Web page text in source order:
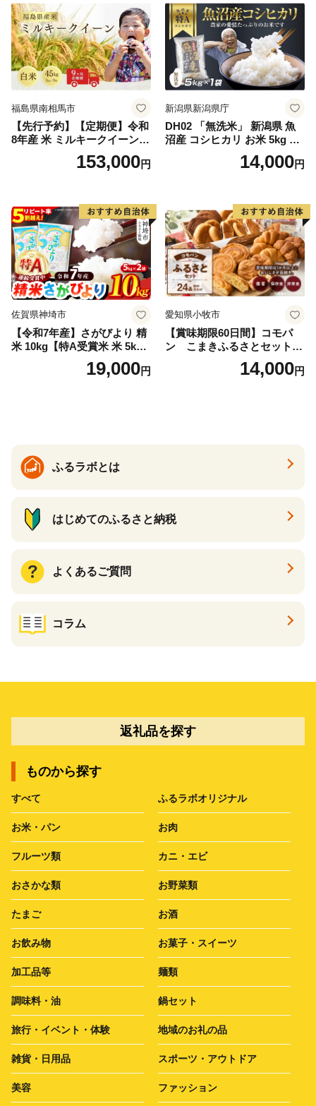
福島県南相馬市
【先行予約】【定期便】令和
8年産 米 ミルキークイーン
白米 45kg (5kg×9回) | ミルキ
ークイーン 米5kg 福島 福島
福島県 南相馬市 cu006-ae
153,000円
新潟県新潟県庁
DH02 「無洗米」 新潟県 魚
沼産 コシヒカリ お米 5kg こ
しひかり 精米 米（お米の美
味しい炊き方ガイド付き）
14,000円
佐賀県神埼市
【令和7年産】さがびより 精
米 10kg【特A受賞米 米 5kg×
2袋 お米 コメ こめ 国産 美味
しい ブランド米 人気 ランキ
19,000円
愛知県小牧市
【賞味期限60日間】コモパ
ン こまきふるさとセット
（24個入り）／災害用備蓄
保存食 非常食 防災グッズに
14,000円
ふるラボとは
はじめてのふるさと納税
よくあるご質問
コラム
返礼品を探す
ものから探す
すべて ふるラボオリジナル
お米・パン お肉
フルーツ類 カニ・エビ
おさかな類 お野菜類
たまご お酒
お飲み物 お菓子・スイーツ
加工品等 麺類
調味料・油 鍋セット
旅行・イベント・体験 地域のお礼の品
雑貨・日用品 スポーツ・アウトドア
美容 ファッション